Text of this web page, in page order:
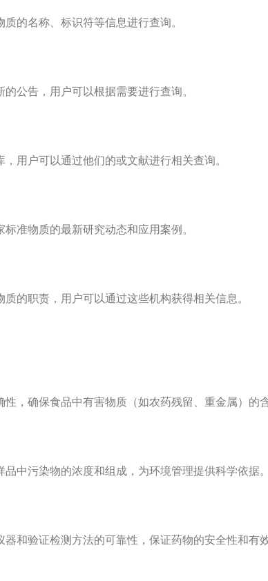
的名称、标识符等信息进行查询。
公告，用户可以根据需要进行查询。
户可以通过他们的或文献进行相关查询。
准物质的最新研究动态和应用案例。
职责，用户可以通过这些机构获得相关信息。
确保食品中有害物质（如农药残留、重金属）的含
污染物的浓度和组成，为环境管理提供科学依据。
验证检测方法的可靠性，保证药物的安全性和有效